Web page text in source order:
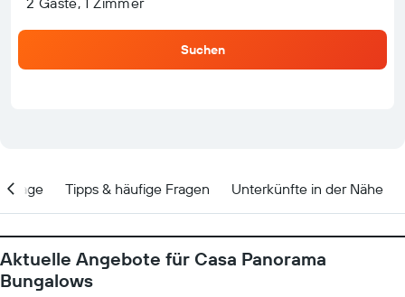
Suchen
Lage Tipps & häufige Fragen Unterkünfte in der Nähe
Aktuelle Angebote für Casa Panorama
Bungalows